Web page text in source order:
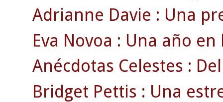
Adrianne Davie : Una
Eva Novoa : Una año
Anécdotas Celestes :
Bridget Pettis : Una